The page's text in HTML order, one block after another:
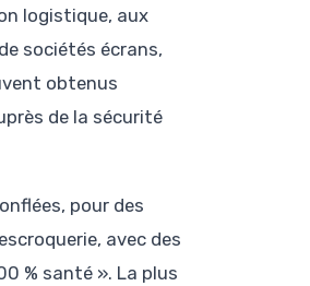
logistique, aux
sociétés écrans,
obtenus
de la sécurité
pour des
avec des
% santé ». La plus